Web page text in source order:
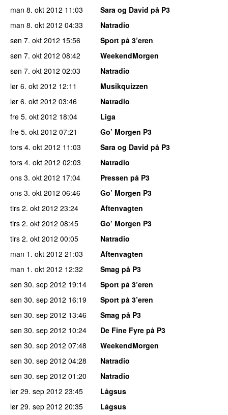
man 8. okt 2012 11:03
Sara og David på P3
man 8. okt 2012 04:33
Natradio
søn 7. okt 2012 15:56
Sport på 3’eren
søn 7. okt 2012 08:42
WeekendMorgen
søn 7. okt 2012 02:03
Natradio
lør 6. okt 2012 12:11
Musikquizzen
lør 6. okt 2012 03:46
Natradio
fre 5. okt 2012 18:04
Liga
fre 5. okt 2012 07:21
Go’ Morgen P3
tors 4. okt 2012 11:03
Sara og David på P3
tors 4. okt 2012 02:03
Natradio
ons 3. okt 2012 17:04
Pressen på P3
ons 3. okt 2012 06:46
Go’ Morgen P3
tirs 2. okt 2012 23:24
Aftenvagten
tirs 2. okt 2012 08:45
Go’ Morgen P3
tirs 2. okt 2012 00:05
Natradio
man 1. okt 2012 21:03
Aftenvagten
man 1. okt 2012 12:32
Smag på P3
søn 30. sep 2012 19:14
Sport på 3’eren
søn 30. sep 2012 16:19
Sport på 3’eren
søn 30. sep 2012 13:46
Smag på P3
søn 30. sep 2012 10:24
De Fine Fyre på P3
søn 30. sep 2012 07:48
WeekendMorgen
søn 30. sep 2012 04:28
Natradio
søn 30. sep 2012 01:20
Natradio
lør 29. sep 2012 23:45
Lågsus
lør 29. sep 2012 20:35 Lågsus